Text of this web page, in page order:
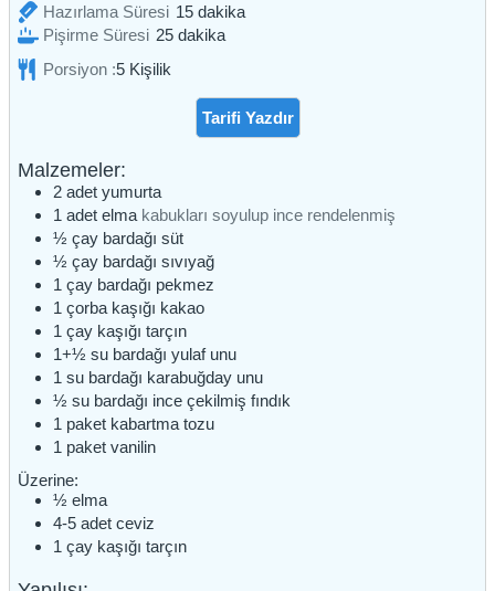
Hazırlama Süresi 15dakika
dakika
Pişirme Süresi 25dakika
dakika
Porsiyon :5 Kişilik
Tarifi Yazdır
Malzemeler:
2 adet yumurta
1 adet elma kabukları soyulup ince rendelenmiş
½ çay bardağı süt
½ çay bardağı sıvıyağ
1 çay bardağı pekmez
1 çorba kaşığı kakao
1 çay kaşığı tarçın
1+½ su bardağı yulaf unu
1 su bardağı karabuğday unu
½ su bardağı ince çekilmiş fındık
1 paket kabartma tozu
1 paket vanilin
Üzerine:
½ elma
4-5 adet ceviz
1 çay kaşığı tarçın